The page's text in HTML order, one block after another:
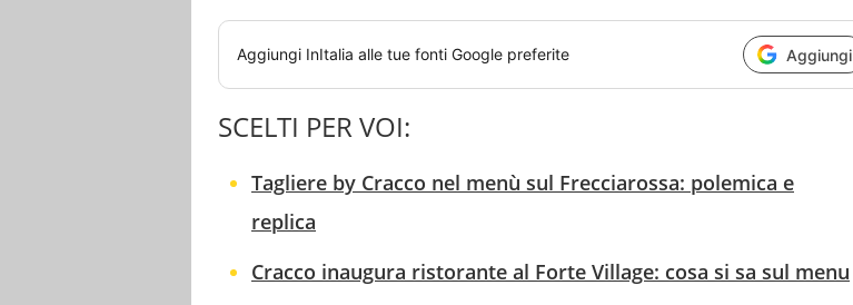
Aggiungi InItalia alle tue fonti Google preferite Aggiungi
SCELTI PER VOI:
Tagliere by Cracco nel menù sul Frecciarossa: polemica e
replica
Cracco inaugura ristorante al Forte Village: cosa si sa sul menu